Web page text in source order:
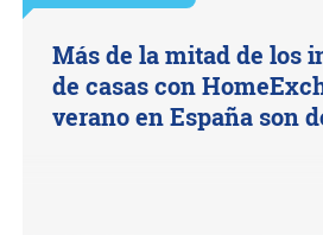
Más de la mitad de los
de casas con
verano en España son